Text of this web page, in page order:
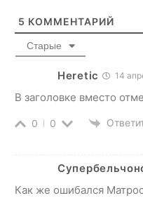
5 КОММЕНТАРИЙ
Старые
Heretic 14
В заголовке вместо
0 0
Как же ошибался